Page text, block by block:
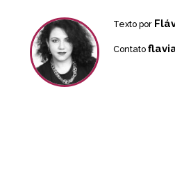
Texto por
Contato